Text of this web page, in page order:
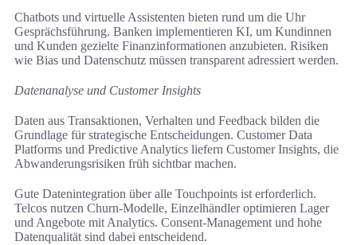
Chatbots und virtuelle Assistenten bieten rund um die Uhr
Gesprächsführung. Banken implementieren KI, um Kundinnen
und Kunden gezielte Finanzinformationen anzubieten. Risiken
wie Bias und Datenschutz müssen transparent adressiert werden.
Datenanalyse und Customer Insights
Daten aus Transaktionen, Verhalten und Feedback bilden die
Grundlage für strategische Entscheidungen. Customer Data
Platforms und Predictive Analytics liefern Customer Insights, die
Abwanderungsrisiken früh sichtbar machen.
Gute Datenintegration über alle Touchpoints ist erforderlich.
Telcos nutzen Churn‑Modelle, Einzelhändler optimieren Lager
und Angebote mit Analytics. Consent‑Management und hohe
Datenqualität sind dabei entscheidend.